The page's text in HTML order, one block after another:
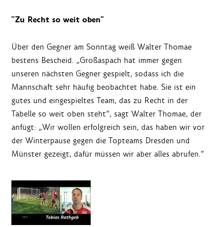
"Zu Recht so weit oben"
Über den Gegner am Sonntag weiß Walter Thomae
bestens Bescheid. „Großaspach hat immer gegen
unseren nächsten Gegner gespielt, sodass ich die
Mannschaft sehr häufig beobachtet habe. Sie ist ein
gutes und eingespieltes Team, das zu Recht in der
Tabelle so weit oben steht“, sagt Walter Thomae, der
anfügt: „Wir wollen erfolgreich sein, das haben wir vor
der Winterpause gegen die Topteams Dresden und
Münster gezeigt, dafür müssen wir aber alles abrufen.“